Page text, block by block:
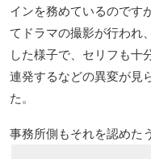
インを務めているのです
てドラマの撮影が行われ
した様子で、セリフも十
連発するなどの異変が見
た。
事務所側もそれを認めた